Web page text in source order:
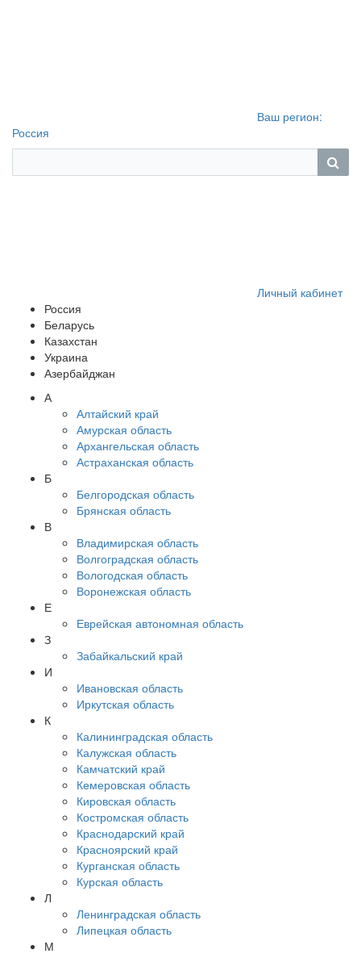
Ваш регион:
Россия
Личный кабинет
Россия
Беларусь
Казахстан
Украина
Азербайджан
А
Алтайский край
Амурская область
Архангельская область
Астраханская область
Б
Белгородская область
Брянская область
В
Владимирская область
Волгоградская область
Вологодская область
Воронежская область
Е
Еврейская автономная область
З
Забайкальский край
И
Ивановская область
Иркутская область
К
Калининградская область
Калужская область
Камчатский край
Кемеровская область
Кировская область
Костромская область
Краснодарский край
Красноярский край
Курганская область
Курская область
Л
Ленинградская область
Липецкая область
М